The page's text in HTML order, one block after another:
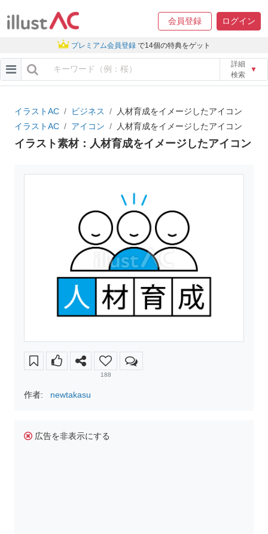
会員登録 ログイン
プレミアム会員登録 で14個の特典をゲット
詳細
検索
▼
イラストAC ビジネス
人材育成をイメージしたアイコン
イラストAC
アイコン 人材育成をイメージしたアイコン
イラスト素材：人材育成をイメージしたアイコン
188
作者: newtakasu
広告を非表示にする